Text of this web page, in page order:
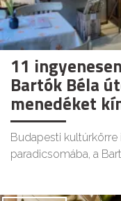
11
Bartók Béla
menedéket
Budapesti kultúrkörre
paradicsomába, a